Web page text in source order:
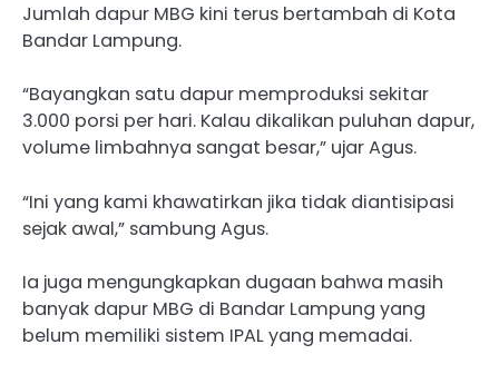
Jumlah dapur MBG kini terus bertambah di Kota
Bandar Lampung.
“Bayangkan satu dapur memproduksi sekitar
3.000 porsi per hari. Kalau dikalikan puluhan dapur,
volume limbahnya sangat besar,” ujar Agus.
“Ini yang kami khawatirkan jika tidak diantisipasi
sejak awal,” sambung Agus.
Ia juga mengungkapkan dugaan bahwa masih
banyak dapur MBG di Bandar Lampung yang
belum memiliki sistem IPAL yang memadai.